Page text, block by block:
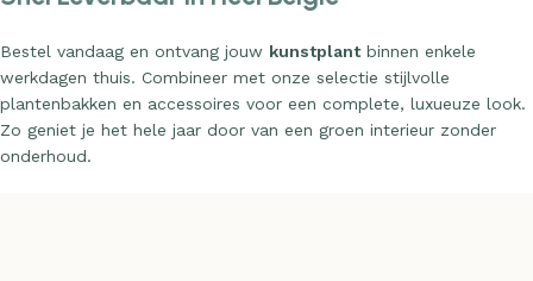
Bestel vandaag en ontvang jouw kunstplantbinnen enkele
werkdagen thuis. Combineer met onze selectie stijlvolle
plantenbakken en accessoires voor een complete, luxueuze look.
Zo geniet je het hele jaar door van een groen interieur zonder
onderhoud.